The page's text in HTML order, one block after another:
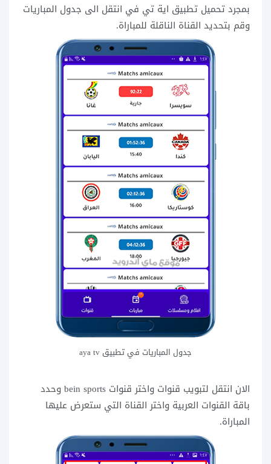
بمجرد تحميل تطبيق اية تي في انتقل الى جدول المباريات
وقم بتحديد القناة الناقلة للمباراة.
جدول المباريات في تطبيق aya tv
الان انتقل لتبويب قنوات واختر قنوات bein sports وحدد
باقة القنوات العربية واختر القناة التي ستعرض عليها
المباراة.